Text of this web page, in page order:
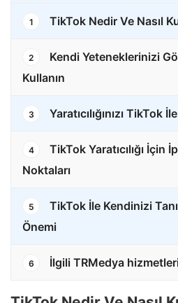
1 TikTok Nedir Ve Nasıl
2
Kendi Yeteneklerinizi
Kullanın
3 Yaratıcılığınızı TikTok
4
TikTok Yaratıcılığı İçin
Noktaları
5
TikTok İle Kendinizi
Önemi
6 İlgili TRMedya